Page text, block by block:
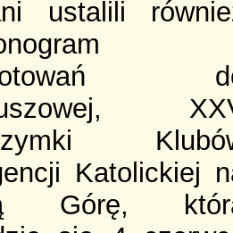
ustalili
Katolickiej
Górę,